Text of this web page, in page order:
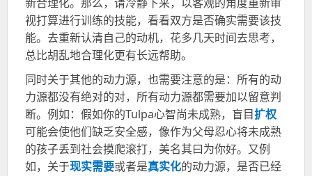
视打算进行训练的技能，看看双方是否确实需要该技
能。去重新认清自己的动机，花多几天时间去思考，
总比胡乱地合理化更有长远帮助。
同时关于其他的动力源，也需要注意的是：所有的动
力源都没有绝对的对，所有动力源都需要加以留意判
断。例如：假如你的Tulpa心智尚未成熟，盲目扩权
可能会使他们缺乏安全感，像作为父母忍心将未成熟
的孩子丢到社会摸爬滚打，美名其曰为你好。又例
如，关于现实需要或者是真实化的动力源，是否已经